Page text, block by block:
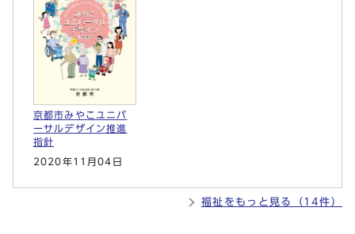
京都市みやこユニバ
ーサルデザイン推進
指針
2020年11月04日
福祉をもっと見る（14件）